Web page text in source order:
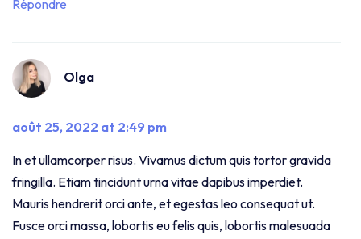
Répondre
Olga
août 25, 2022 at 2:49 pm
In et ullamcorper risus. Vivamus dictum quis tortor gravida
fringilla. Etiam tincidunt urna vitae dapibus imperdiet.
Mauris hendrerit orci ante, et egestas leo consequat ut.
Fusce orci massa, lobortis eu felis quis, lobortis malesuada